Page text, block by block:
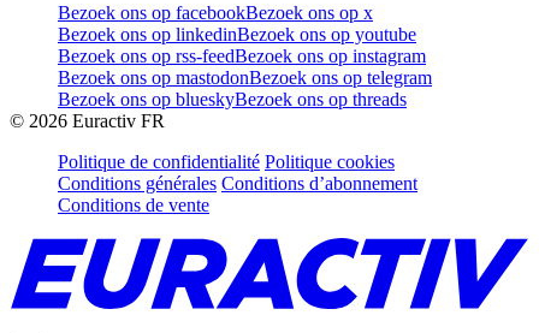
Bezoek ons op facebookBezoek ons op x
Bezoek ons op linkedinBezoek ons op youtube
Bezoek ons op rss-feedBezoek ons op instagram
Bezoek ons op mastodonBezoek ons op telegram
Bezoek ons op blueskyBezoek ons op threads
© 2026 Euractiv FR
Politique de confidentialité Politique cookies
Conditions générales Conditions d’abonnement
Conditions de vente